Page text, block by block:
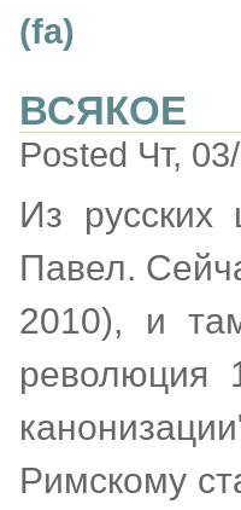
(fa)
ВСЯКОЕ
Posted Чт,
Из
Павел.
2010), и
революция
Римскому